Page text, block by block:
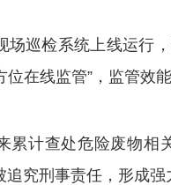
巡检系统上线运行
在线监管”，监管效能
计查处危险废物相
究刑事责任，形成强